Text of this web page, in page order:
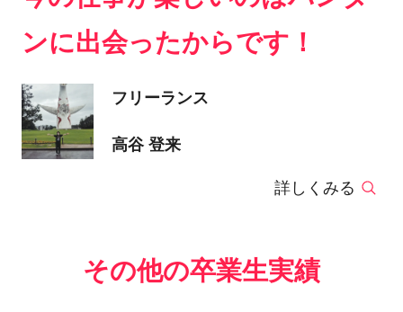
ンに出会ったからです！
フリーランス
高谷 登来
詳しくみる
その他の卒業生実績